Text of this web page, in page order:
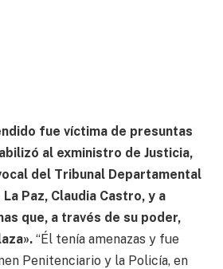
fue víctima de presuntas
al exministro de Justicia,
del Tribunal Departamental
Paz, Claudia Castro, y a
que, a través de su poder,
“Él tenía amenazas y fue
Penitenciario y la Policía, en